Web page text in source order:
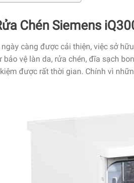
Chén Siemens
càng được cải thiện, việc sở
bảo vệ làn da, rửa chén, đĩa sạch
được rất thời gian. Chính vì